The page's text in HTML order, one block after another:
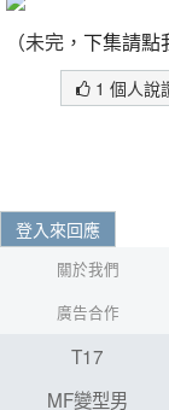
（未完， 下集請點
1 個人說
登入來回應
關於我們
廣告合作
T17
MF變型男